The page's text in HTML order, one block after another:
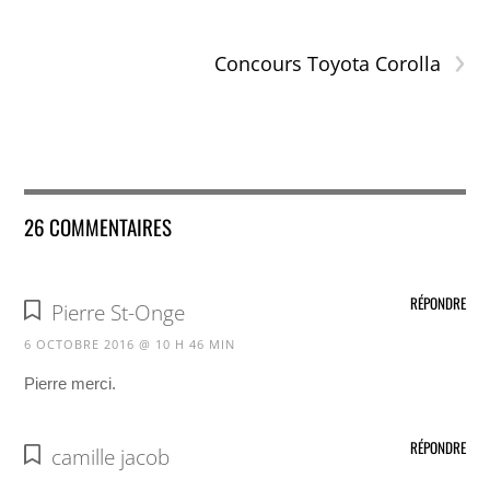
›
Concours Toyota Corolla
26 COMMENTAIRES
Pierre St-Onge
6 OCTOBRE 2016 @ 10 H 46 MIN
Pierre merci.
RÉPONDRE
camille jacob RÉPONDRE